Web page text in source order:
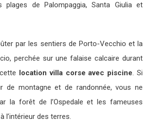
plages de Palompaggia, Santa Giulia et
par les sentiers de Porto-Vecchio et la
perchée sur une falaise calcaire durant
location villa corse avec piscine. Si
de montagne et de randonnée, vous ne
la forêt de l’Ospedale et les fameuses
l’intérieur des terres.